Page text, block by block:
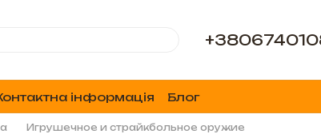
інформація
Блог
Игрушечное и страйкбольное оружие